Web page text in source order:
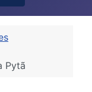
Pytã